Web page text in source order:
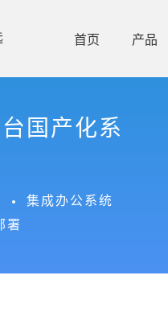
首页 产品
国产化系
集成办公系统
署